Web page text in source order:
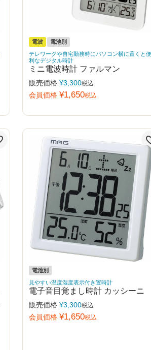
電波
電池別
テレワークや自宅勤務時にパソコン横に置くと便
利なデジタル時計
ミニ電波時計 ファルマン
販売価格 ¥3,300税込
会員価格 ¥1,650税込
電池別
見やすい温度湿度表示付き置時計
電子音目覚まし時計 カッシーニ
販売価格 ¥3,300税込
会員価格 ¥1,650税込